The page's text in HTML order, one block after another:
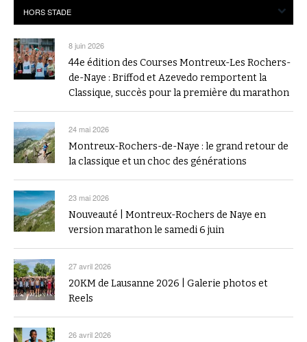
8 juin 2026
44e édition des Courses Montreux-Les Rochers-
de-Naye : Briffod et Azevedo remportent la
Classique, succès pour la première du marathon
24 mai 2026
Montreux-Rochers-de-Naye : le grand retour de
la classique et un choc des générations
23 mai 2026
Nouveauté | Montreux-Rochers de Naye en
version marathon le samedi 6 juin
27 avril 2026
20KM de Lausanne 2026 | Galerie photos et
Reels
26 avril 2026